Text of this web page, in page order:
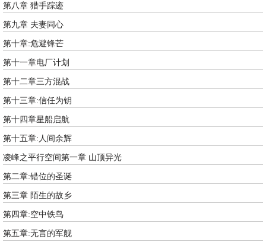
第八章 猎手踪迹
第九章 夫妻同心
第十章:危避锋芒
第十一章电厂计划
第十二章三方混战
第十三章:信任为钥
第十四章星船启航
第十五章:人间余辉
凌峰之平行空间第一章 山顶异光
第二章:错位的圣诞
第三章 陌生的故乡
第四章:空中铁鸟
第五章:无言的军舰